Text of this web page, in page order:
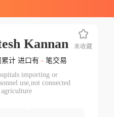
Kannan
计 进口有 -笔交易
importing or
use,not connected
未收藏